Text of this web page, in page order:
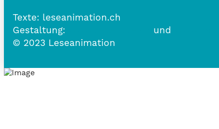
Texte: leseanimation.ch
Gestaltung:
und
© 2023 Leseanimation